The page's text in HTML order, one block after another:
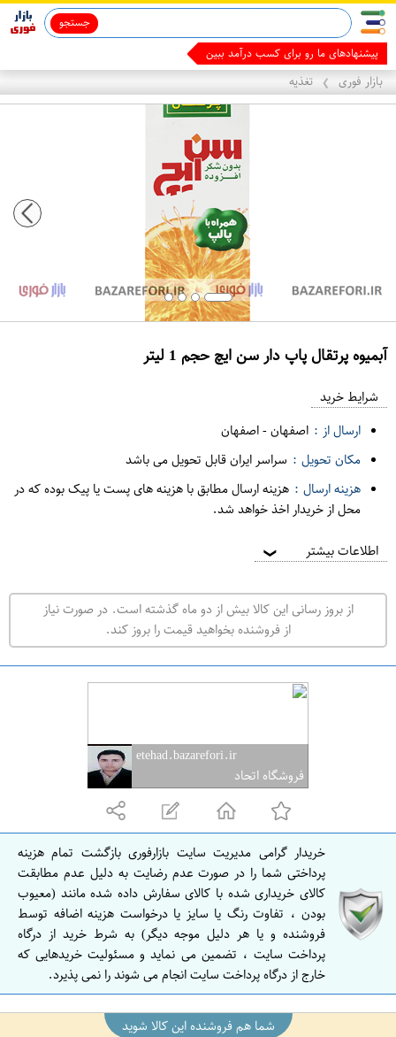
جستجو
مال
بازار فوری ❯ تغذیه
آبمیوه پرتقال پاپ دار سن ایچ حجم 1 لیتر
ف
ر
ت
ه
ر
ا
ص
ف
ه
ا
ص
ف
ه
ا
ن
شرایط خرید
ارسال از : اصفهان-اصفهان
مکان تحویل : سراسر ایران قابل تحویل می باشد
هزینه ارسال : هزینه ارسال مطابق با هزینه های پست یا پیک بوده که در
محل از خریدار اخذ خواهد شد.
اطلاعات بیشتر ❯
از بروز رسانی این کالا بیش از دو ماه گذشته است. در صورت نیاز
از فروشنده بخواهید قیمت را بروز کند.
etehad.bazarefori.ir
فروشگاه اتحاد
خریدار گرامی مدیریت سایت بازارفوری بازگشت تمام هزینه
پرداختی شما را در صورت عدم رضایت به دلیل عدم مطابقت
کالای خریداری شده با کالای سفارش داده شده مانند (معیوب
بودن ، تفاوت رنگ یا سایز یا درخواست هزینه اضافه توسط
فروشنده و یا هر دلیل موجه دیگر) به شرط خرید از درگاه
پرداخت سایت ، تضمین می نماید و مسئولیت خریدهایی که
خارج از درگاه پرداخت سایت انجام می شوند را نمی پذیرد.
شما هم فروشنده این کالا شوید